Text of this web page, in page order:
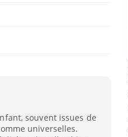
souvent issues de
universelles.
parfois chez les soignants.